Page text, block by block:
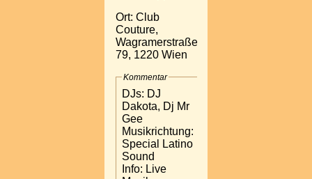
Ort: Club
Couture,
Wagramerstraße
79, 1220 Wien
Kommentar
DJs: DJ
Dakota, Dj Mr
Gee
Musikrichtung:
Special Latino
Sound
Info: Live